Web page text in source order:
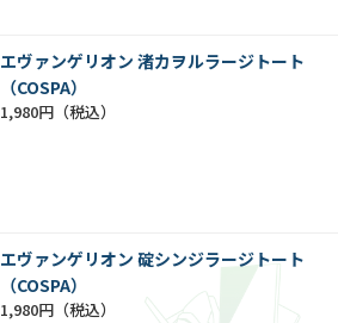
エヴァンゲリオン 渚カヲルラージトート
（COSPA）
1,980円
エヴァンゲリオン 碇シンジラージトート
（COSPA）
1,980円